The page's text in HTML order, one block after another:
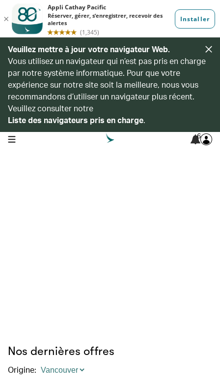
Veuillez mettre à jour votre navigateur Web.
Vous utilisez un navigateur qui n’est pas pris en charge
par notre système informatique. Pour que votre
expérience sur notre site soit la meilleure, nous vous
recommandons d’utiliser un navigateur plus récent.
Veuillez consulter notre
Liste des navigateurs pris en charge.
open navigation menu 6
Nos dernières offres
Origine: